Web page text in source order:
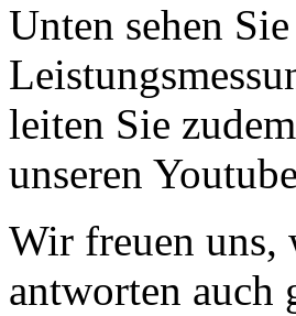
Unten sehen
leiten Sie
unseren
Wir freuen uns,
antworten auch